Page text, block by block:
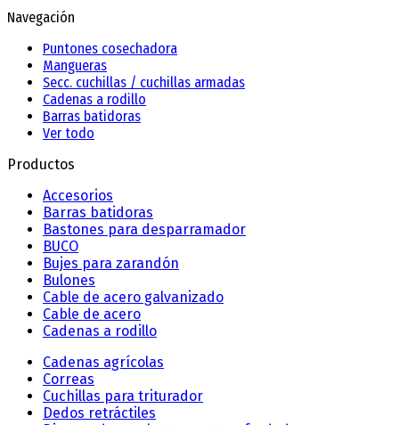
Navegación
Puntones cosechadora
Mangueras
Secc. cuchillas / cuchillas armadas
Cadenas a rodillo
Barras batidoras
Ver todo
Productos
Accesorios
Barras batidoras
Bastones para desparramador
BUCO
Bujes para zarandón
Bulones
Cable de acero galvanizado
Cable de acero
Cadenas a rodillo
Cadenas agrícolas
Correas
Cuchillas para triturador
Dedos retráctiles